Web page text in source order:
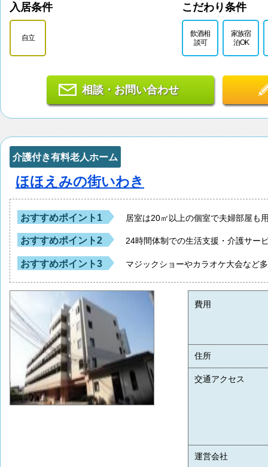
入居条件
自立
こだわり条件
飲酒相
談可
家族宿
泊OK
相談・お問い合わせ
介護付き有料老人ホーム
ほほえみの街いわき
おすすめポイント1 居室は20㎡以上の個室で夫婦部屋も
おすすめポイント2 24時間体制での生活支援・介護サー
おすすめポイント3 マジックショーやカラオケ大会など
費用
住所
交通アクセス
運営会社